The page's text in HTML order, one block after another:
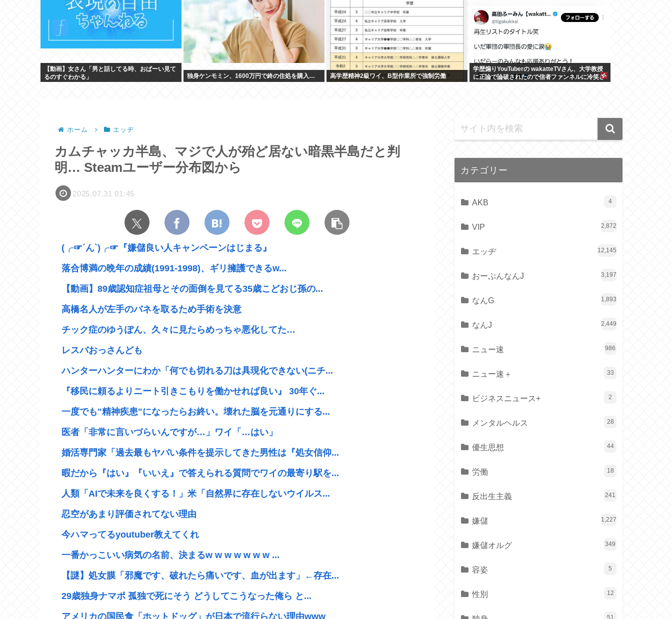
【動画】女さん「男と話してる時、おぱーい見て
るのすぐわかる」
独身ケンモミン、1600万円で終の住処を購入… 高学歴精神2級ワイ、B型作業所で強制労働
学歴煽りYouTuberの wakatteTVさん、大学教授
に正論で論破されたので信者ファンネルに冷笑さ
ホーム エッヂ
カムチャッカ半島、マジで人が殆ど居ない暗黒半島だと判
明… Steamユーザー分布図から
2025.07.31 01:45
(╭☞´ん`)╭☞『嫌儲良い人キャンペーンはじまる』
落合博満の晩年の成績(1991-1998)、ギリ擁護できるw...
【動画】89歳認知症祖母とその面倒を見てる35歳こどおじ孫の...
高橋名人が左手のバネを取るため手術を決意
チック症のゆうぽん、久々に見たらめっちゃ悪化してた…
レスバおっさんども
ハンターハンターにわか「何でも切れる刀は具現化できない(ニチ...
『移民に頼るよりニート引きこもりを働かせれば良い』 30年ぐ...
一度でも"精神疾患"になったらお終い。壊れた脳を元通りにする...
医者「非常に言いづらいんですが…」ワイ「…はい」
婚活専門家「過去最もヤバい条件を提示してきた男性は『処女信仰...
暇だから『はい』『いいえ』で答えられる質問でワイの最寄り駅を...
人類「AIで未来を良くする！」米「自然界に存在しないウイルス...
忍空があまり評価されてない理由
今ハマってるyoutuber教えてくれ
一番かっこいい病気の名前、決まるw w w w w w w ...
【謎】処女膜「邪魔です、破れたら痛いです、血が出ます」←存在...
29歳独身ナマポ 孤独で死にそう どうしてこうなった俺ら と...
アメリカの国民食「ホットドッグ」が日本で流行らない理由www
カテゴリー
AKB 4
VIP 2,872
エッヂ 12,145
おーぷんなんJ 3,197
なんG 1,893
なんJ 2,449
ニュー速 986
ニュー速＋ 33
ビジネスニュース+ 2
メンタルヘルス 28
優生思想 44
労働 18
反出生主義 241
嫌儲 1,227
嫌儲オルグ 349
容姿 5
性別 12
51